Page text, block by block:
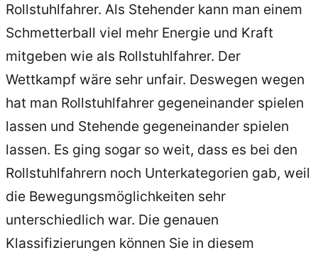
Rollstuhlfahrer. Als Stehender kann man einem
Schmetterball viel mehr Energie und Kraft
mitgeben wie als Rollstuhlfahrer. Der
Wettkampf wäre sehr unfair. Deswegen wegen
hat man Rollstuhlfahrer gegeneinander spielen
lassen und Stehende gegeneinander spielen
lassen. Es ging sogar so weit, dass es bei den
Rollstuhlfahrern noch Unterkategorien gab, weil
die Bewegungsmöglichkeiten sehr
unterschiedlich war. Die genauen
Klassifizierungen können Sie in diesem